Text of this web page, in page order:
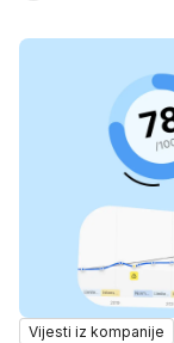
Vijesti iz kompanije